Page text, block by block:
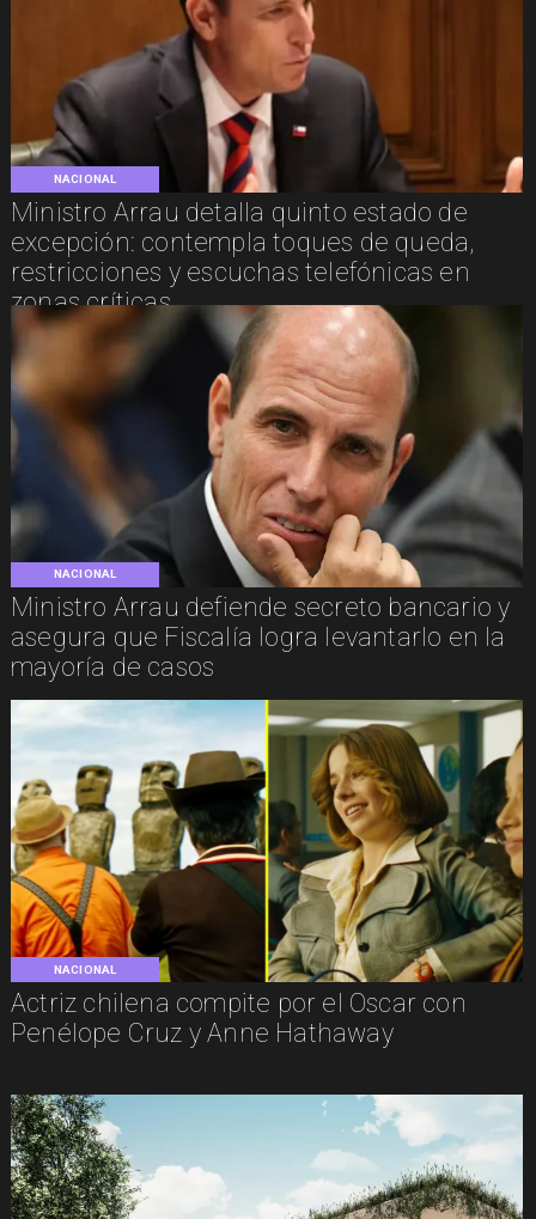
NACIONAL
Ministro Arrau detalla quinto estado de
excepción: contempla toques de queda,
restricciones y escuchas telefónicas en
zonas críticas
NACIONAL
Ministro Arrau defiende secreto bancario y
asegura que Fiscalía logra levantarlo en la
mayoría de casos
NACIONAL
Actriz chilena compite por el Oscar con
Penélope Cruz y Anne Hathaway